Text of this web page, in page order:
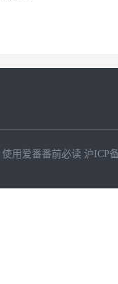
使用爱番番前必读 沪ICP